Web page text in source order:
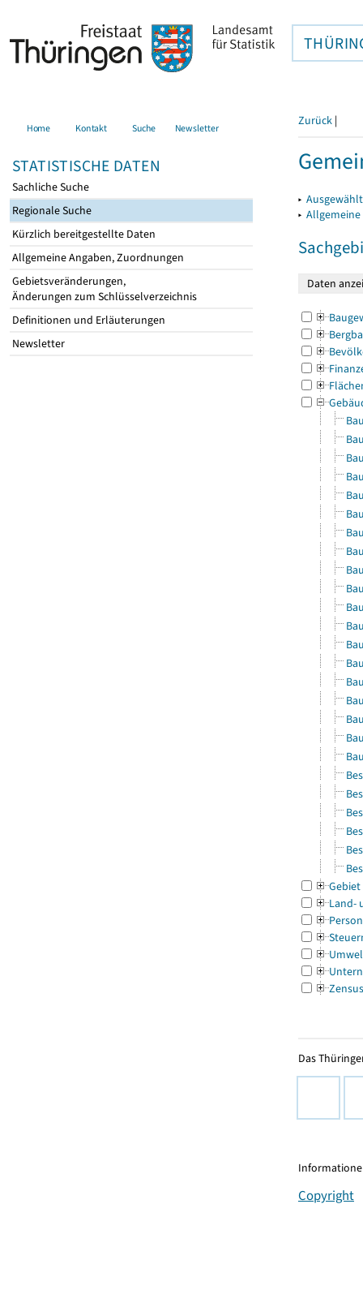
Home Kontakt Suche Newsletter
STATISTISCHE DATEN
Sachliche Suche
Regionale Suche
Kürzlich bereitgestellte Daten
Allgemeine Angaben, Zuordnungen
Gebietsveränderungen,
Änderungen zum Schlüsselverzeichnis
Definitionen und Erläuterungen
Newsletter
Zurück |
▸
▸
Gebiet
Land-
Zensus
Das
Copyright